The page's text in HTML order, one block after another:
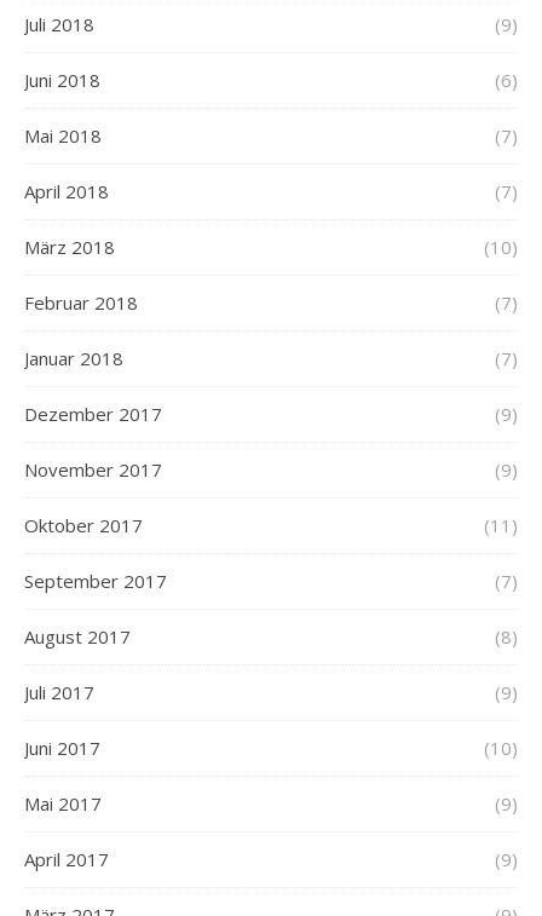
Juli 2018 (9)
Juni 2018 (6)
Mai 2018 (7)
April 2018 (7)
März 2018 (10)
Februar 2018 (7)
Januar 2018 (7)
Dezember 2017 (9)
November 2017 (9)
Oktober 2017 (11)
September 2017 (7)
August 2017 (8)
Juli 2017 (9)
Juni 2017 (10)
Mai 2017 (9)
April 2017 (9)